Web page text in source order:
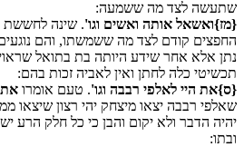
שתעשה לצד מה ששמעה:
{מז}ואשאל אותה ואשים וגו'. שינה לחששת
החפצים קודם לצד מה ששמשתו, והם
נתן אלא אחר שידע היותה בת בתואל
תכשיטי כלה לחתן ואין לאביה זכות בהם:
{ס}את היי לאלפי רבבה וגו'. טעם אומרו את
שאלפי רבבה יצאו מיצחק יהי רצון שיצאו
יהיה הדבר ולא יקום והבן כי כל חלק הרע
ובתו: